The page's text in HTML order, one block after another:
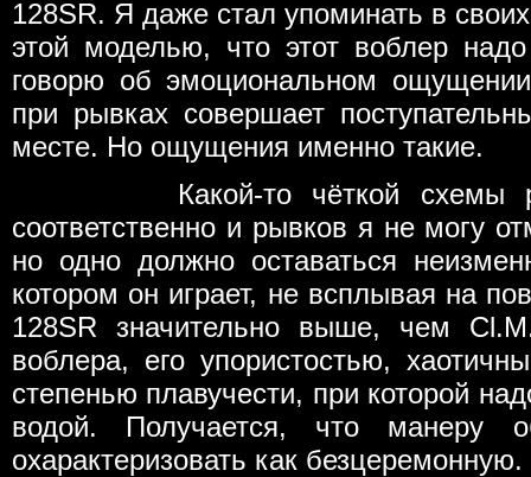
128SR. Я даже стал упоминать в
этой моделью, что этот воблер
говорю об эмоциональном
при рывках совершает
месте. Но ощущения именно такие.
Какой-то чёткой схемы
соответственно и рывков я не могу
но одно должно оставаться
котором он играет, не всплывая на
128SR значительно выше, чем
воблера, его упористостью,
степенью плавучести, при которой
водой. Получается, что манеру
охарактеризовать как безцеремонную.